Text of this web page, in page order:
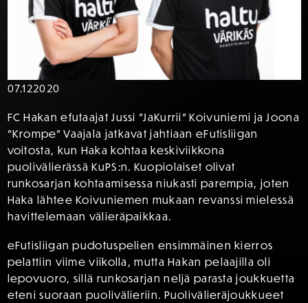
07.122020
FC Hakan efutaajat Jussi ”JaKurrii” Koivuniemi ja Joona
”Krompe” Vaajala jatkavat jahtiaan eFutisliigan
voitosta, kun Haka kohtaa keskiviikkona
puolivälierässä KuPS:n. Kuopiolaiset olivat
runkosarjan kohtaamisessa niukasti parempia, joten
Haka lähtee Koivuniemen mukaan revanssi mielessä
havittelemaan välieräpaikkaa.
eFutisliigan pudotuspelien ensimmäinen kierros
pelattiin viime viikolla, mutta Hakan pelaajilla oli
lepovuoro, sillä runkosarjan neljä parasta joukkuetta
eteni suoraan puolivälieriin. Puolivälieräjoukkueet